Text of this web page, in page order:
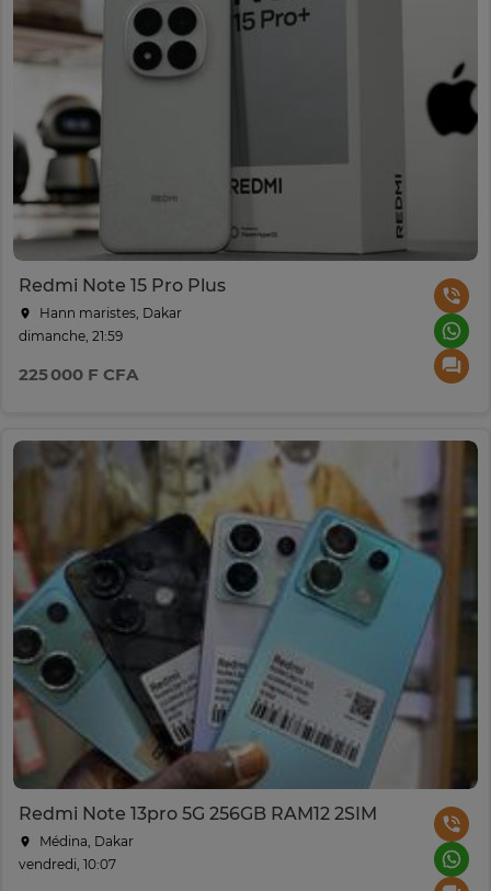
Redmi Note 15 Pro Plus
Hann maristes, Dakar
dimanche, 21:59
225 000 F CFA
Redmi Note 13pro 5G 256GB RAM12 2SIM
Médina, Dakar
vendredi, 10:07